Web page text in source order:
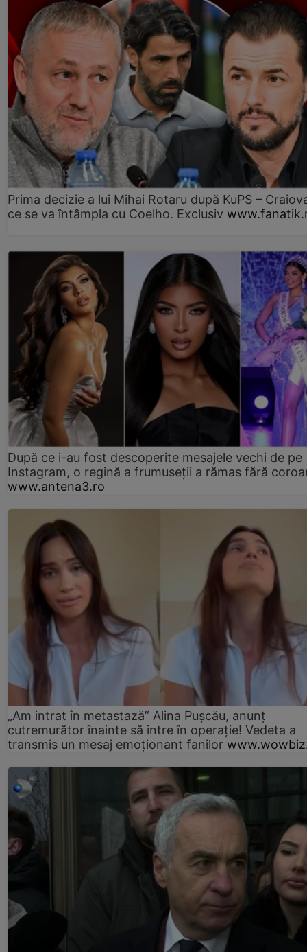
Prima decizie a lui Mihai Rotaru după KuPS –
ce se va întâmpla cu Coelho. Exclusiv
După ce i-au fost descoperite mesajele vechi de pe
Instagram, o regină a frumuseții a rămas fără
www.antena3.ro
„Am intrat în metastază” Alina Pușcău, anunț
cutremurător înainte să intre în operație! Vedeta a
transmis un mesaj emoționant fanilor